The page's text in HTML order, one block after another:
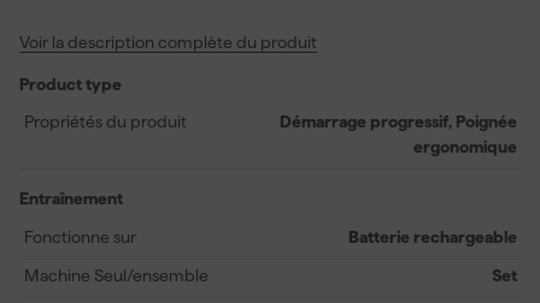
vitesse de rotation jusqu'à 9000 tr/min afin que vous travailliez
Le moteur brushless assure une durée de vie plus longue et un
fonctionnement fiable lors d'une utilisation intensive sur le
chantier. Grâce à la conception sans fil, vous conservez une
L'embrayage électronique et le frein anti-rebond augmentent la
disque. La fonction de démarrage progressif assure un
démarrage en douceur afin que vous ayez immédiatement le
Voir la description complète du produit
Product type
Propriétés du produit
Démarrage progressif, Poignée
ergonomique
Entraînement
Fonctionne sur
Batterie rechargeable
Machine Seul/ensemble Set